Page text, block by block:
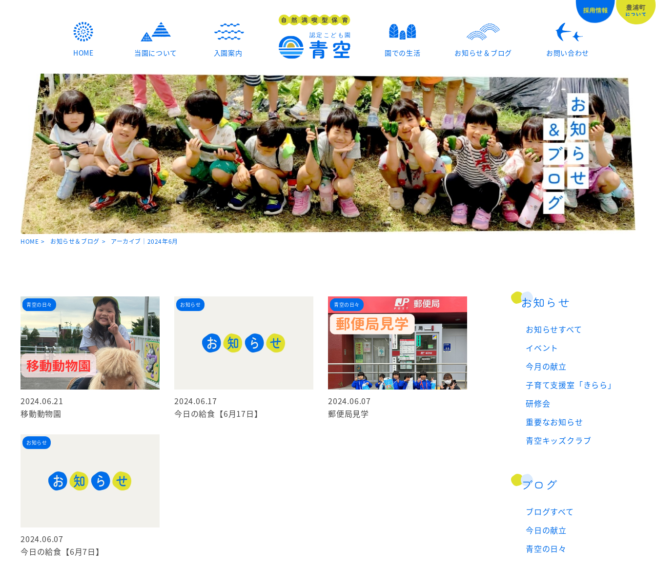
HOME 当園について 入園案内 園での生活 お知らせ＆ブログ お問い合わせ
HOME お知らせ＆ブログ アーカイブ｜2024年6月
イベント
お知らせ
ブログ
青空の日々
2024.06.21
移動動物園
お知らせ
2024.06.17
今日の給食【6月17日】
イベント
お知らせ
青空の日々
2024.06.07
郵便局見学
お知らせ
2024.06.07
今日の給食【6月7日】
お知らせ
お知らせすべて
イベント
今月の献立
子育て支援室「きらら」
研修会
重要なお知らせ
青空キッズクラブ
ブログ
ブログすべて
今日の献立
青空の日々